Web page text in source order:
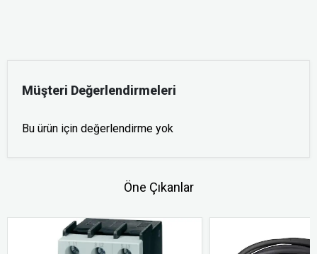
Müşteri Değerlendirmeleri
Bu ürün için değerlendirme yok
Öne Çıkanlar